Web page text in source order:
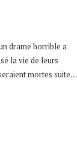
drame horrible a
la vie de leurs
mortes suite…